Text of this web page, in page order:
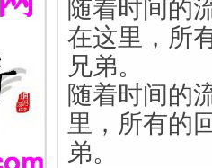
随着时间的
在这里，所
兄弟。
随着时间的
里，所有的
弟。